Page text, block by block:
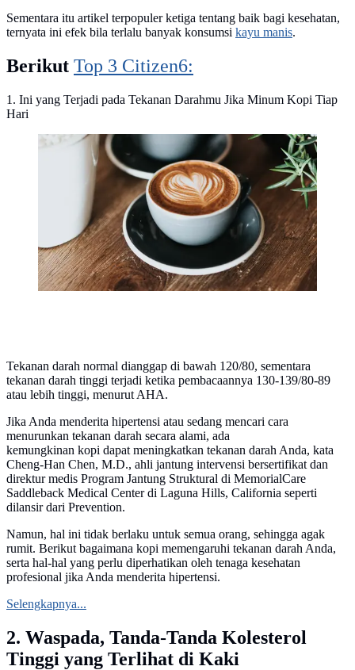
Sementara itu artikel terpopuler ketiga tentang baik bagi kesehatan,
ternyata ini efek bila terlalu banyak konsumsi kayu manis.
Berikut Top 3 Citizen6:
1. Ini yang Terjadi pada Tekanan Darahmu Jika Minum Kopi Tiap
Hari
ilustrasi secangkir kopi/Photo by Nathan Dumlao on
Tekanan darah normal dianggap di bawah 120/80, sementara
tekanan darah tinggi terjadi ketika pembacaannya 130-139/80-89
atau lebih tinggi, menurut AHA.
Jika Anda menderita hipertensi atau sedang mencari cara
menurunkan tekanan darah secara alami, ada
kemungkinan kopi dapat meningkatkan tekanan darah Anda, kata
Cheng-Han Chen, M.D., ahli jantung intervensi bersertifikat dan
direktur medis Program Jantung Struktural di MemorialCare
Saddleback Medical Center di Laguna Hills, California seperti
dilansir dari Prevention.
Namun, hal ini tidak berlaku untuk semua orang, sehingga agak
rumit. Berikut bagaimana kopi memengaruhi tekanan darah Anda,
serta hal-hal yang perlu diperhatikan oleh tenaga kesehatan
profesional jika Anda menderita hipertensi.
Selengkapnya...
2. Waspada, Tanda-Tanda Kolesterol
Tinggi yang Terlihat di Kaki